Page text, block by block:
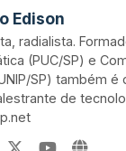
Edison
radialista.
(PUC/SP) e
SP) também
de